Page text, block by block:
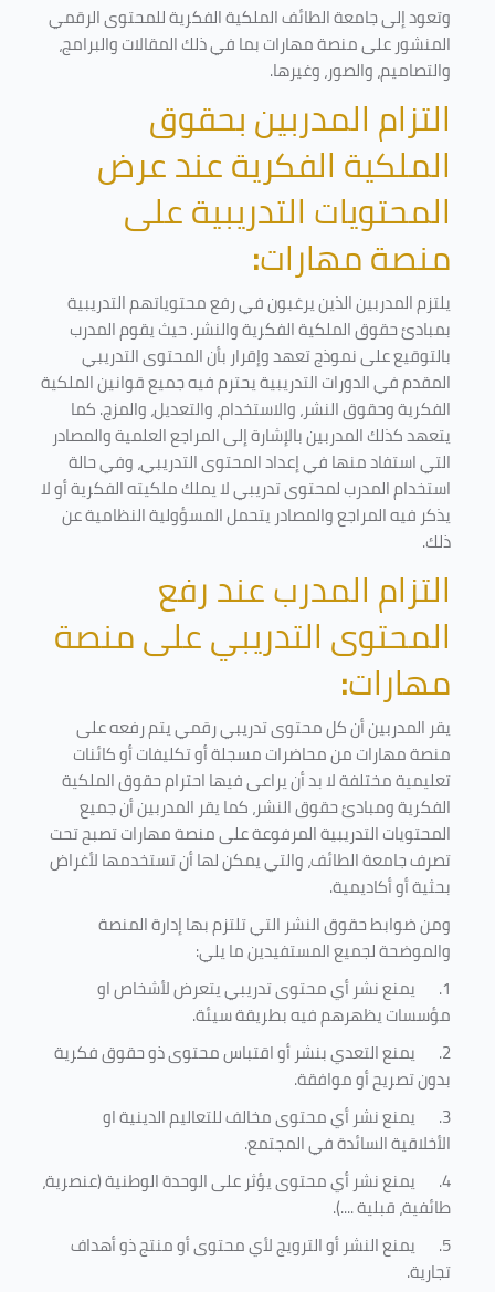
وتعود إلى جامعة الطائف الملكية الفكرية للمحتوى الرقمي
المنشور على منصة مهارات بما في ذلك المقالات والبرامج،
والتصاميم، والصور، وغيرها.
التزام المدربين بحقوق
الملكية الفكرية عند عرض
المحتويات التدريبية على
منصة مهارات:
يلتزم المدربين الذين يرغبون في رفع محتوياتهم التدريبية
بمبادئ حقوق الملكية الفكرية والنشر. حيث يقوم المدرب
بالتوقيع على نموذج تعهد وإقرار بأن المحتوى التدريبي
المقدم في الدورات التدريبية يحترم فيه جميع قوانين الملكية
الفكرية وحقوق النشر، والاستخدام، والتعديل، والمزج. كما
يتعهد كذلك المدربين بالإشارة إلى المراجع العلمية والمصادر
التي استفاد منها في إعداد المحتوى التدريبي، وفي حالة
استخدام المدرب لمحتوى تدريبي لا يملك ملكيته الفكرية أو لا
يذكر فيه المراجع والمصادر يتحمل المسؤولية النظامية عن
ذلك.
التزام المدرب عند رفع
المحتوى التدريبي على منصة
مهارات:
يقر المدربين أن كل محتوى تدريبي رقمي يتم رفعه على
منصة مهارات من محاضرات مسجلة أو تكليفات أو كائنات
تعليمية مختلفة لا بد أن يراعى فيها احترام حقوق الملكية
الفكرية ومبادئ حقوق النشر، كما يقر المدربين أن جميع
المحتويات التدريبية المرفوعة على منصة مهارات تصبح تحت
تصرف جامعة الطائف، والتي يمكن لها أن تستخدمها لأغراض
بحثية أو أكاديمية.
ومن ضوابط حقوق النشر التي تلتزم بها إدارة المنصة
والموضحة لجميع المستفيدين ما يلي:
1.
يمنع نشر أي محتوى تدريبي يتعرض لأشخاص او
مؤسسات يظهرهم فيه بطريقة سيئة.
2.
يمنع التعدي بنشر أو اقتباس محتوى ذو حقوق فكرية
بدون تصريح أو موافقة.
3.
يمنع نشر أي محتوى مخالف للتعاليم الدينية او
الأخلاقية السائدة في المجتمع.
4.
يمنع نشر أي محتوى يؤثر على الوحدة الوطنية (عنصرية،
طائفية، قبلية ....).
5.
يمنع النشر أو الترويج لأي محتوى أو منتج ذو أهداف
تجارية.